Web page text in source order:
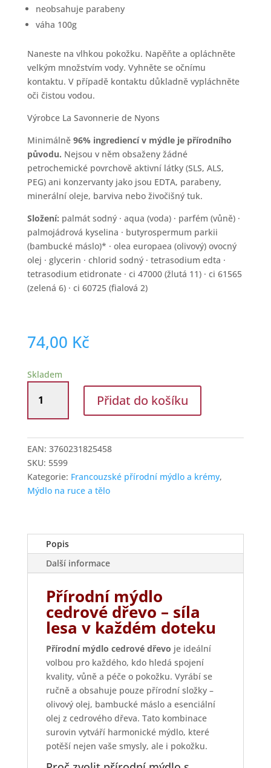
neobsahuje parabeny
váha 100g
Naneste na vlhkou pokožku. Napěňte a opláchněte
velkým množstvím vody. Vyhněte se očnímu
kontaktu. V případě kontaktu důkladně vypláchněte
oči čistou vodou.
Výrobce La Savonnerie de Nyons
Minimálně 96% ingrediencí v mýdle je přírodního
původu. Nejsou v něm obsaženy žádné
petrochemické povrchově aktivní látky (SLS, ALS,
PEG) ani konzervanty jako jsou EDTA, parabeny,
minerální oleje, barviva nebo živočišný tuk.
Složení: palmát sodný · aqua (voda) · parfém (vůně) ·
palmojádrová kyselina · butyrospermum parkii
(bambucké máslo)* · olea europaea (olivový) ovocný
olej · glycerin · chlorid sodný · tetrasodium edta ·
tetrasodium etidronate · ci 47000 (žlutá 11) · ci 61565
(zelená 6) · ci 60725 (fialová 2)
74,00 Kč
Skladem
tuhé
mýdlo
g
cedrové
dřevo
množství
Přidat do košíku
EAN: 3760231825458
SKU: 5599
Kategorie: Francouzské přírodní mýdlo a krémy,
Mýdlo na ruce a tělo
Popis
Další informace
Přírodní mýdlo
cedrové dřevo – síla
lesa v každém doteku
Přírodní mýdlo cedrové dřevo je ideální
volbou pro každého, kdo hledá spojení
kvality, vůně a péče o pokožku. Vyrábí se
ručně a obsahuje pouze přírodní složky –
olivový olej, bambucké máslo a esenciální
olej z cedrového dřeva. Tato kombinace
surovin vytváří harmonické mýdlo, které
potěší nejen vaše smysly, ale i pokožku.